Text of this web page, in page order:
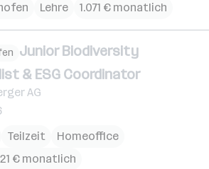
Lehre 1.071 € monatlich
Junior Biodiversity
& ESG Coordinator
AG
Teilzeit
Homeoffice
€ monatlich